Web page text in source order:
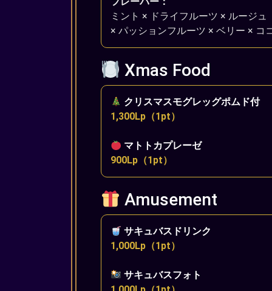
ミント × ドライフルーツ × ルージュ
× パッションフルーツ × ベリー × コ
Xmas Food
クリスマスモグレッグポムド付
1,300Lp（1pt）
マトトカプレーゼ
900Lp（1pt）
Amusement
サキュバスドリンク
1,000Lp（1pt）
サキュバスフォト